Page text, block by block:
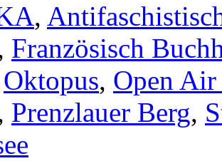
,
Französisch
Oktopus, Open
Prenzlauer Berg,